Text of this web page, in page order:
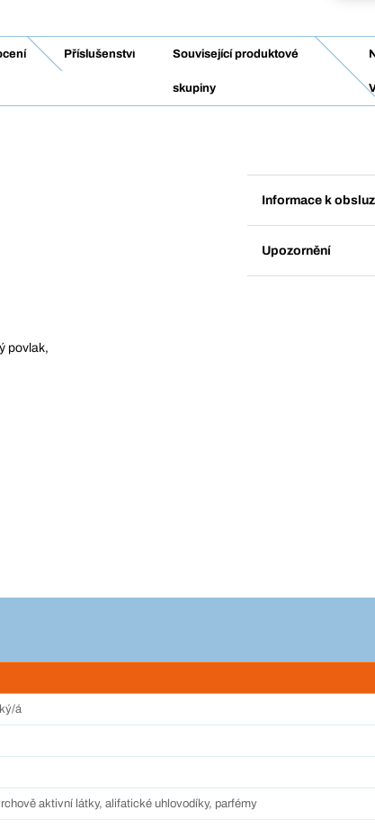
Příslušenství Související produktové
skupiny
povlak,
Informace k
Upozornění
á
aktivní látky, alifatické uhlovodíky, parfémy